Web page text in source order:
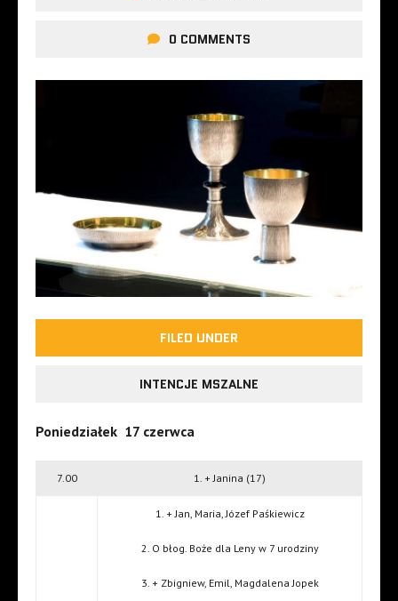
0 COMMENTS
FILED UNDER
INTENCJE MSZALNE
Poniedziałek 17 czerwca
7.00 1. + Janina (17)
1. + Jan, Maria, Józef Paśkiewicz
2. O błog. Boże dla Leny w 7 urodziny
3. + Zbigniew, Emil, Magdalena Jopek